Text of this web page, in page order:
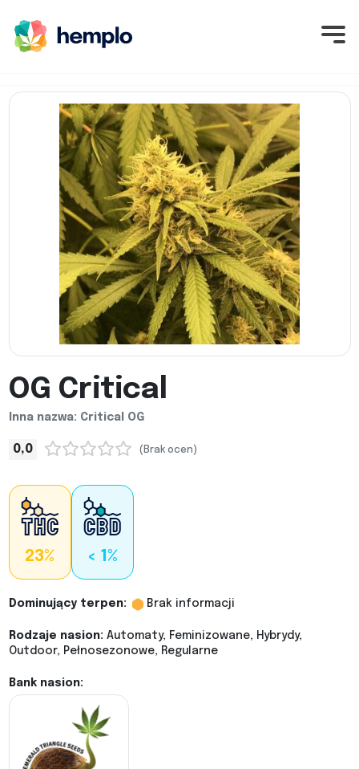
OG Critical
Inna nazwa: Critical OG
0,0 (Brak ocen)
23% < 1%
Dominujący terpen: Brak informacji
Rodzaje nasion: Automaty, Feminizowane, Hybrydy,
Outdoor, Pełnosezonowe, Regularne
Bank nasion: